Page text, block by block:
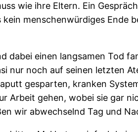
wie ihre Eltern. Ein
menschenwürdiges Ende
einen langsamen Tod
nur noch auf seinen letzten
gesparten, kranken
Arbeit gehen, wobei sie gar
wir abwechselnd Tag und